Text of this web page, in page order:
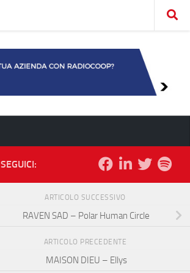
SEGUICI:
ARTICOLO SUCCESSIVO
RAVEN SAD – Polar Human Circle
ARTICOLO PRECEDENTE
MAISON DIEU – Ellys